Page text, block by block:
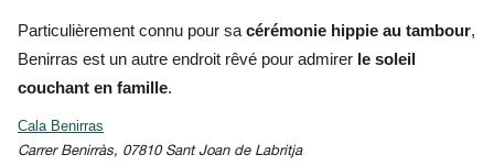
Particulièrement connu pour sa cérémonie hippie au tambour,
Benirras est un autre endroit rêvé pour admirer le soleil
couchant en famille.
Cala Benirras
Carrer Benirràs, 07810 Sant Joan de Labritja